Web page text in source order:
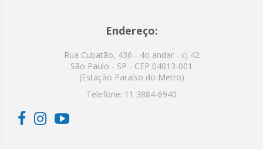
Endereço:
Rua Cubatão, 436 - 4o andar - cj 42
São Paulo - SP - CEP 04013-001
(Estação Paraíso do Metro)
Telefone: 11 3884-6940